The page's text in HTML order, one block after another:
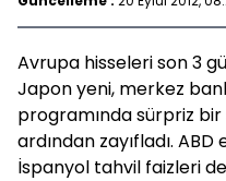
Avrupa hisseleri son 3
Japon yeni, merkez
programında sürpriz
ardından zayıfladı.
İspanyol tahvil faizleri